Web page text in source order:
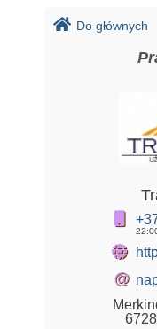
Do głównych
@